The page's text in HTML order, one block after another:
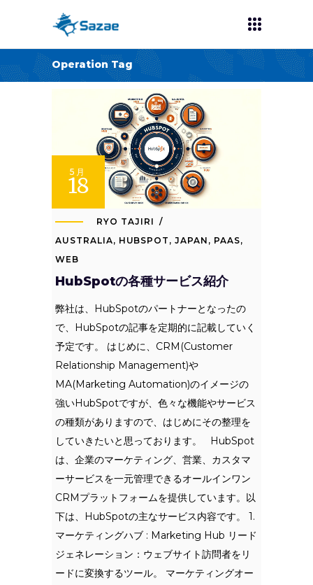
Operation Tag
5月
18
RYO TAJIRI
AUSTRALIA, HUBSPOT ,JAPAN , PAAS,
WEB
HubSpotの各種サービス紹介
弊社は、HubSpotのパートナーとなったの
で、HubSpotの記事を定期的に記載していく
予定です。 はじめに、CRM(Customer
Relationship Management)や
MA(Marketing Automation)のイメージの
強いHubSpotですが、色々な機能やサービス
の種類がありますので、はじめにその整理を
していきたいと思っております。 HubSpot
は、企業のマーケティング、営業、カスタマ
ーサービスを一元管理できるオールインワン
CRMプラットフォームを提供しています。以
下は、HubSpotの主なサービス内容です。 1.
マーケティングハブ : Marketing Hub リード
ジェネレーション：ウェブサイト訪問者をリ
ードに変換するツール。 マーケティングオー